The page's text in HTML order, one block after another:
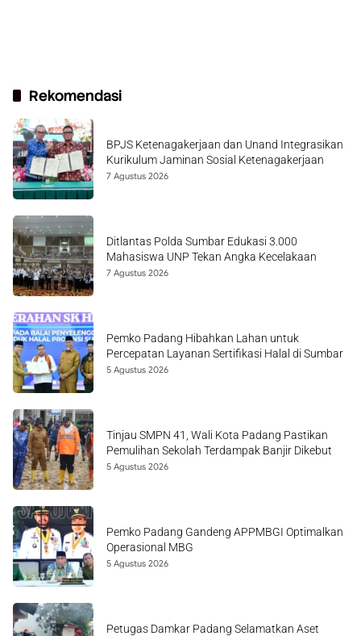
Rekomendasi
BPJS Ketenagakerjaan dan Unand Integrasikan
Kurikulum Jaminan Sosial Ketenagakerjaan
7 Agustus 2026
Ditlantas Polda Sumbar Edukasi 3.000
Mahasiswa UNP Tekan Angka Kecelakaan
7 Agustus 2026
Pemko Padang Hibahkan Lahan untuk
Percepatan Layanan Sertifikasi Halal di Sumbar
5 Agustus 2026
Tinjau SMPN 41, Wali Kota Padang Pastikan
Pemulihan Sekolah Terdampak Banjir Dikebut
5 Agustus 2026
Pemko Padang Gandeng APPMBGI Optimalkan
Operasional MBG
5 Agustus 2026
Petugas Damkar Padang Selamatkan Aset